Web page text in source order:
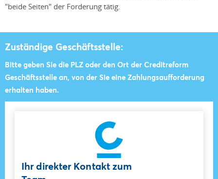
"beide Seiten" der Forderung tätig.
Zuständige Geschäftsstelle:
Bitte geben Sie die PLZ oder den Ort der Creditreform
Geschäftsstelle an, von der Sie eine Zahlungsaufforderung
erhalten haben.
Ihr direkter Kontakt zum